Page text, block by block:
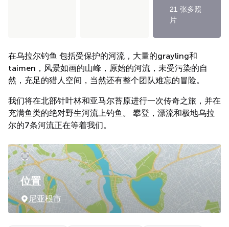
21 张多照
片
在乌拉尔钓鱼 包括受保护的河流，大量的grayling和
taimen，风景如画的山峰，原始的河流，未受污染的自
然，充足的猎人空间，当然还有整个团队难忘的冒险。
我们将在北部针叶林和亚马尔苔原进行一次传奇之旅，并在
充满鱼类的绝对野生河流上钓鱼。 攀登，漂流和极地乌拉
尔的7条河流正在等着我们。
位置
尼亚根市